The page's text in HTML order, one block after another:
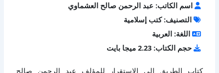
اسم الكاتب: عبد الرحمن صالح العشماوي
التصنيف: كتب إسلامية
اللغة: العربية
حجم الكتاب: 2.23 ميجا بايت
كتاب الطريق إلى الاستقرار للمؤلف عبد الرحمن صالح